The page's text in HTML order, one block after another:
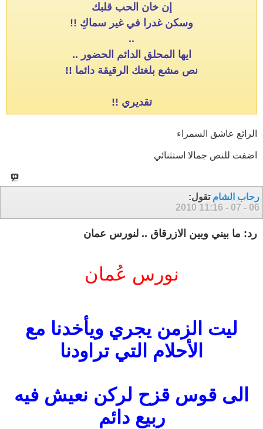
إن خان الحب قلبك
وسكن غدرا في غير سماكِ !!
..
ايها المحلق الدائم الحضور ..
نص مشع بلغتك الرقيقة دائما !!
تقديري !!
الرائع عاشق السمراء
اضفت للنص جمالا استثنائي
رحاب الشام تقول:
06 - 07 - 2010
11:16
رد: ما بيني وبين الازرقاق .. لنورس عمان
نورس عُمان
ليت الزمن يجري ويأخدنا مع
الأحلام التي تراودنا
الى قوس قزح لركن نعيش فيه
ربيع دائم